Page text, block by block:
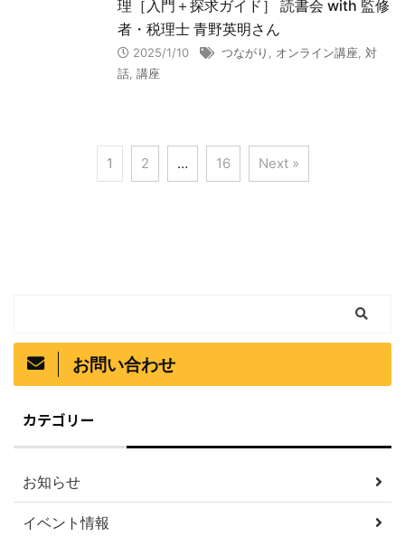
理［入門＋探求ガイド］ 読書会 with 監修
者・税理士 青野英明さん
2025/1/10 つながり オンライン講座 対
話 講座
1 2 … 16 Next »
お問い合わせ
カテゴリー
お知らせ
イベント情報